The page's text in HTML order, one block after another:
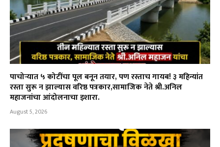
पाचोऱ्यात ५ कोटींचा पूल बनून तयार, पण रस्ताच गायब! ३ महिन्यांत
रस्ता सुरू न झाल्यास वरिष्ठ पत्रकार,सामाजिक नेते श्री.अनिल
महाजनांचा आंदोलनाचा इशारा.
August 5, 2026